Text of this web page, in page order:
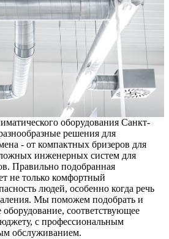
оборудования Санкт-
решения для
- от компактных бризеров для
инженерных систем для
Правильно подобранная
не только комфортный
людей, особенно когда речь
Мы поможем подобрать и
соответствующее
с профессиональным
обслуживанием.